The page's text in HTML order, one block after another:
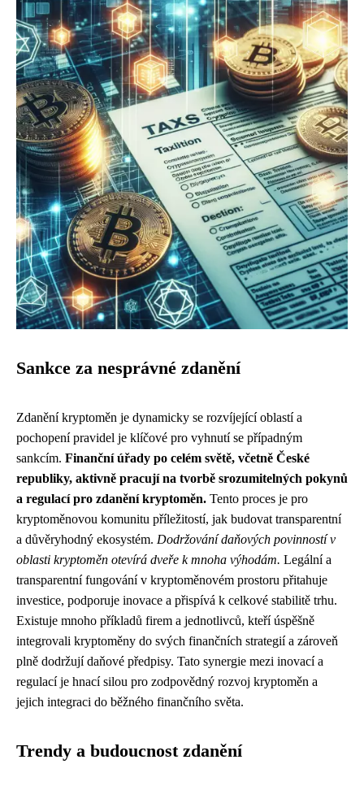
Sankce za nesprávné zdanění
Zdanění kryptoměn je dynamicky se rozvíjející oblastí a
pochopení pravidel je klíčové pro vyhnutí se případným
sankcím. Finanční úřady po celém světě, včetně České
republiky, aktivně pracují na tvorbě srozumitelných pokynů
a regulací pro zdanění kryptoměn. Tento proces je pro
kryptoměnovou komunitu příležitostí, jak budovat transparentní
a důvěryhodný ekosystém. Dodržování daňových povinností v
oblasti kryptoměn otevírá dveře k mnoha výhodám. Legální a
transparentní fungování v kryptoměnovém prostoru přitahuje
investice, podporuje inovace a přispívá k celkové stabilitě trhu.
Existuje mnoho příkladů firem a jednotlivců, kteří úspěšně
integrovali kryptoměny do svých finančních strategií a zároveň
plně dodržují daňové předpisy. Tato synergie mezi inovací a
regulací je hnací silou pro zodpovědný rozvoj kryptoměn a
jejich integraci do běžného finančního světa.
Trendy a budoucnost zdanění